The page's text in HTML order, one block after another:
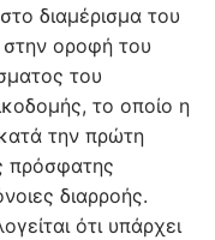
διαμέρισμα του
οροφή του
του
το οποίο η
την πρώτη
πρόσφατης
διαρροής.
ότι υπάρχει